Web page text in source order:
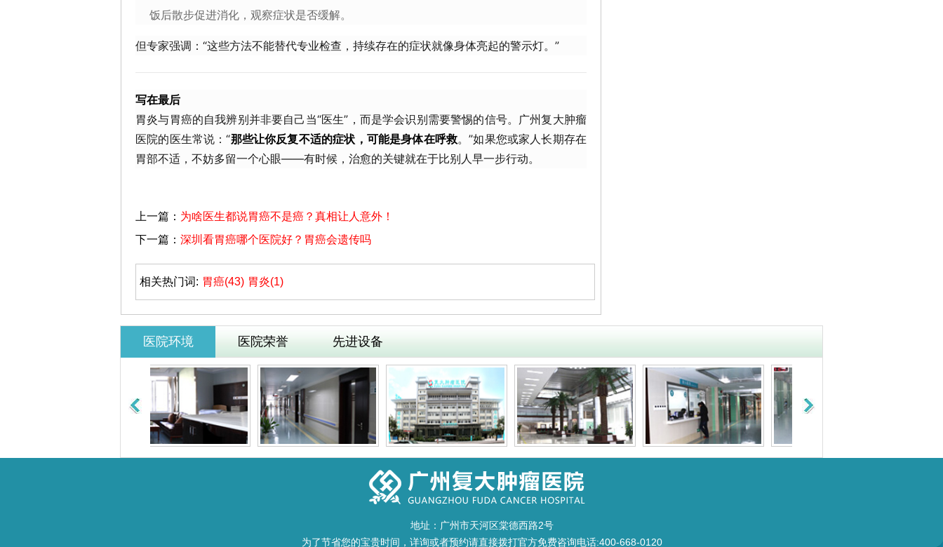
饭后散步促进消化，观察症状是否缓解。
但专家强调：“这些方法不能替代专业检查，持续存在的症状就像身体亮起的警示灯。”
写在最后
胃炎与胃癌的自我辨别并非要自己当“医生”，而是学会识别需要警惕的信号。广州复大肿瘤
医院的医生常说：“那些让你反复不适的症状，可能是身体在呼救。”如果您或家人长期存在
胃部不适，不妨多留一个心眼——有时候，治愈的关键就在于比别人早一步行动。
上一篇： 为啥医生都说胃癌不是癌？真相让人意外！
下一篇： 深圳看胃癌哪个医院好？胃癌会遗传吗
相关热门词: 胃癌(43) 胃炎(1)
医院环境 医院荣誉 先进设备
地址：广州市天河区棠德西路2号
为了节省您的宝贵时间，详询或者预约请直接拨打官方免费咨询电话:400-668-0120